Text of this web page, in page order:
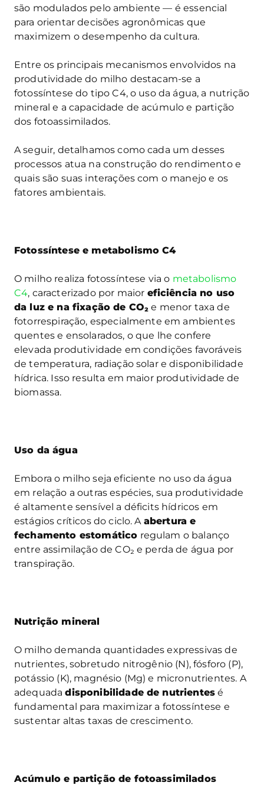
são modulados pelo ambiente — é essencial
para orientar decisões agronômicas que
maximizem o desempenho da cultura.
Entre os principais mecanismos envolvidos na
produtividade do milho destacam-se a
fotossíntese do tipo C4, o uso da água, a nutrição
mineral e a capacidade de acúmulo e partição
dos fotoassimilados.
A seguir, detalhamos como cada um desses
processos atua na construção do rendimento e
quais são suas interações com o manejo e os
fatores ambientais.
Fotossíntese e metabolismo C4
O milho realiza fotossíntese via o metabolismo
C4, caracterizado por maior eficiência no uso
da luz e na fixação de CO₂ e menor taxa de
fotorrespiração, especialmente em ambientes
quentes e ensolarados, o que lhe confere
elevada produtividade em condições favoráveis
de temperatura, radiação solar e disponibilidade
hídrica. Isso resulta em maior produtividade de
biomassa.
Uso da água
Embora o milho seja eficiente no uso da água
em relação a outras espécies, sua produtividade
é altamente sensível a déficits hídricos em
estágios críticos do ciclo. A abertura e
fechamento estomático regulam o balanço
entre assimilação de CO₂ e perda de água por
transpiração.
Nutrição mineral
O milho demanda quantidades expressivas de
nutrientes, sobretudo nitrogênio (N), fósforo (P),
potássio (K), magnésio (Mg) e micronutrientes. A
adequadadisponibilidade de nutrientes é
fundamental para maximizar a fotossíntese e
sustentar altas taxas de crescimento.
Acúmulo e partição de fotoassimilados